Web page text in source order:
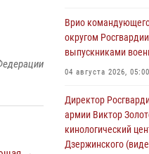
основам
07 августа 2026, 11:33
Рэпер ST посетил
ведомства
07 августа 2026, 11:18
Патриотическая
Врио
округом
выпускниками
04 августа 2026, 05:00
Директор
армии Виктор
кинологический
Дзержинского